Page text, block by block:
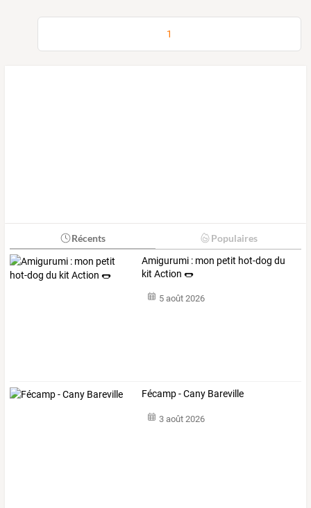
1
Récents Populaires
Amigurumi : mon petit hot-dog du
kit Action 🌭
5 août 2026
Fécamp - Cany Bareville
3 août 2026